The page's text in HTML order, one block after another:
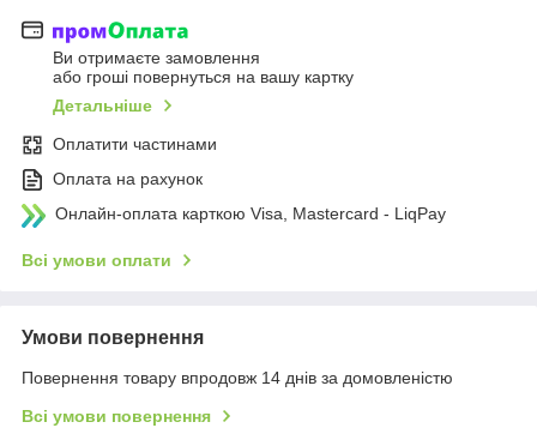
Ви отримаєте замовлення
або гроші повернуться на вашу картку
Детальніше
Оплатити частинами
Оплата на рахунок
Онлайн-оплата карткою Visa, Mastercard - LiqPay
Всі умови оплати
Умови повернення
Повернення товару впродовж 14 днів за домовленістю
Всі умови повернення